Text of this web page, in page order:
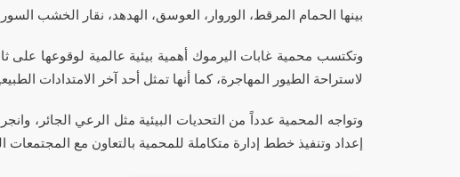
بينها الحمام المرقط، الوروار، العوسق، الهدهد، نقار الخشب
وتكتسب محمية غابات اليرموك أهمية بيئية عالمية لوقوعها على
لاستراحة الطيور المهاجرة، كما أنها تمثل أحد آخر الامتدادات
وتواجه المحمية عدداً من التحديات البيئية مثل الرعي الجائر،
إعداد وتنفيذ خطط إدارة متكاملة للمحمية بالتعاون مع